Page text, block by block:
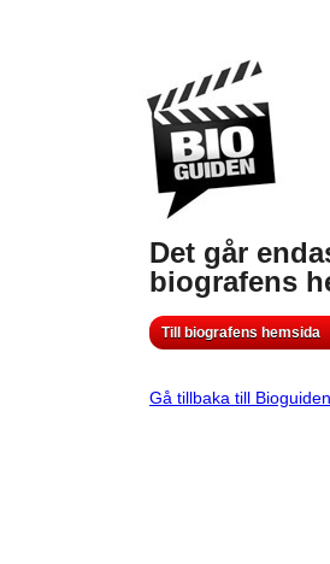
Det går
biografens
Till biografens hemsida
Gå tillbaka till Bioguiden